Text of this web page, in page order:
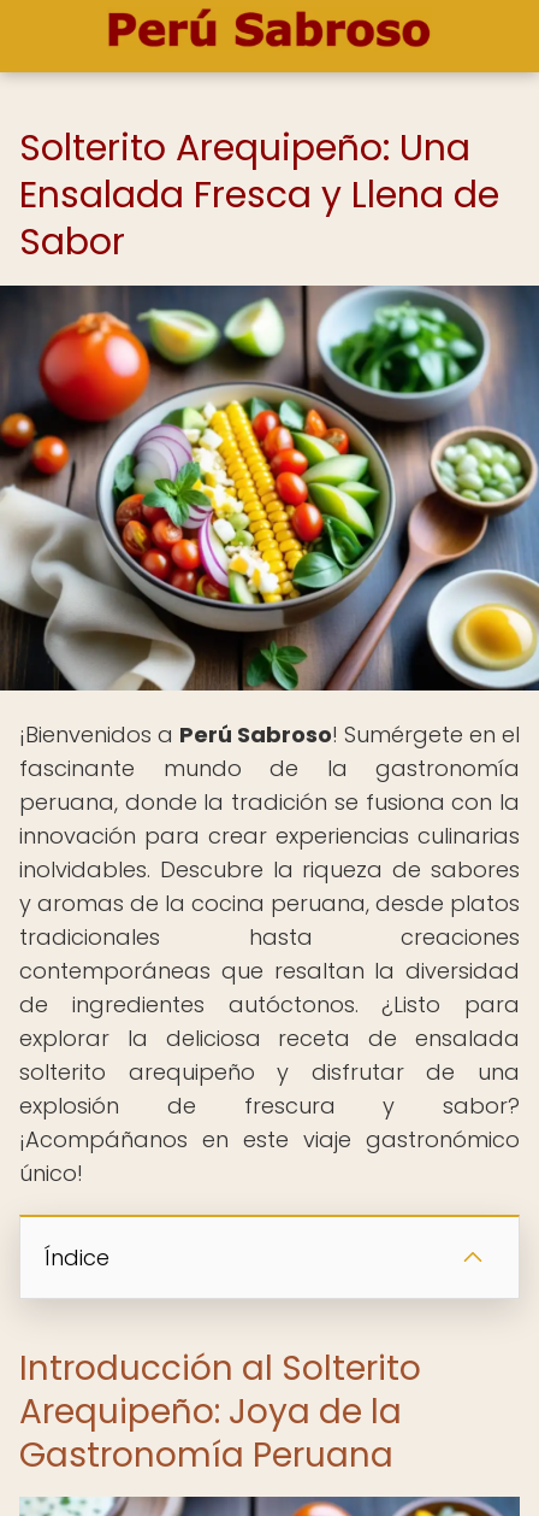
Solterito Arequipeño: Una
Ensalada Fresca y Llena de
Sabor
¡Bienvenidos a Perú Sabroso! Sumérgete en el
fascinante mundo de la gastronomía
peruana, donde la tradición se fusiona con la
innovación para crear experiencias culinarias
inolvidables. Descubre la riqueza de sabores
y aromas de la cocina peruana, desde platos
tradicionales hasta creaciones
contemporáneas que resaltan la diversidad
de ingredientes autóctonos. ¿Listo para
explorar la deliciosa receta de ensalada
solterito arequipeño y disfrutar de una
explosión de frescura y sabor?
¡Acompáñanos en este viaje gastronómico
único!
Índice
Introducción al Solterito
Arequipeño: Joya de la
Gastronomía Peruana